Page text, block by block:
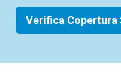
Verifica Copertura